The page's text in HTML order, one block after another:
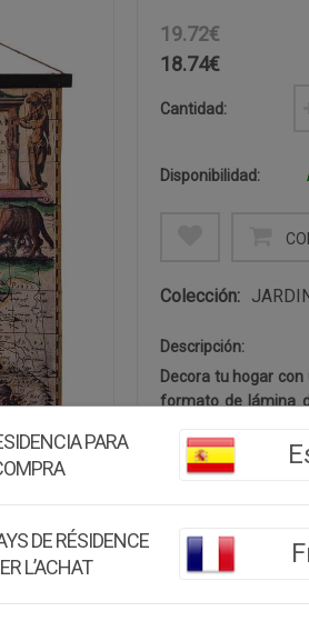
19.72€
18.74€
Cantidad:
Disponibilidad:
Colección:
Descripción:
Decora tu hogar
formato de lámina
gran fidelidad un
cartográfico
Sicilia, los barcos
Tirreno, una
visual de la
colgado con
explorador de
cualquier espacio
PARA
DE RÉSIDENCE
L’ACHAT